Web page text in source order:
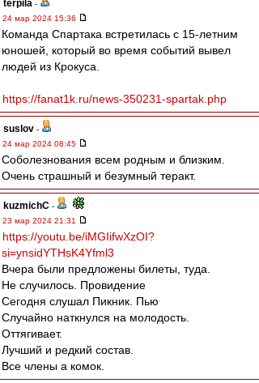
terpila -
24 мар 2024 15:36
Команда Спартака встретилась с 15-летним
юношей, который во время событий вывел
людей из Крокуса.
https://fanat1k.ru/news-350231-spartak.php
suslov -
24 мар 2024 08:45
Соболезнования всем родным и близким.
Очень страшный и безумный теракт.
kuzmichC -
23 мар 2024 21:31
https://youtu.be/iMGIifwXzOI?
si=ynsidYTHsK4Yfml3
Вчера были предложены билеты, туда.
Не случилось. Провидение
Сегодня слушал Пикник. Пью
Случайно наткнулся на молодость.
Оттягивает.
Лучший и редкий состав.
Все члены а комок.